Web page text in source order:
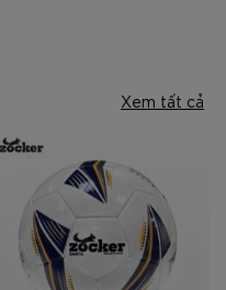
Xem tất cả